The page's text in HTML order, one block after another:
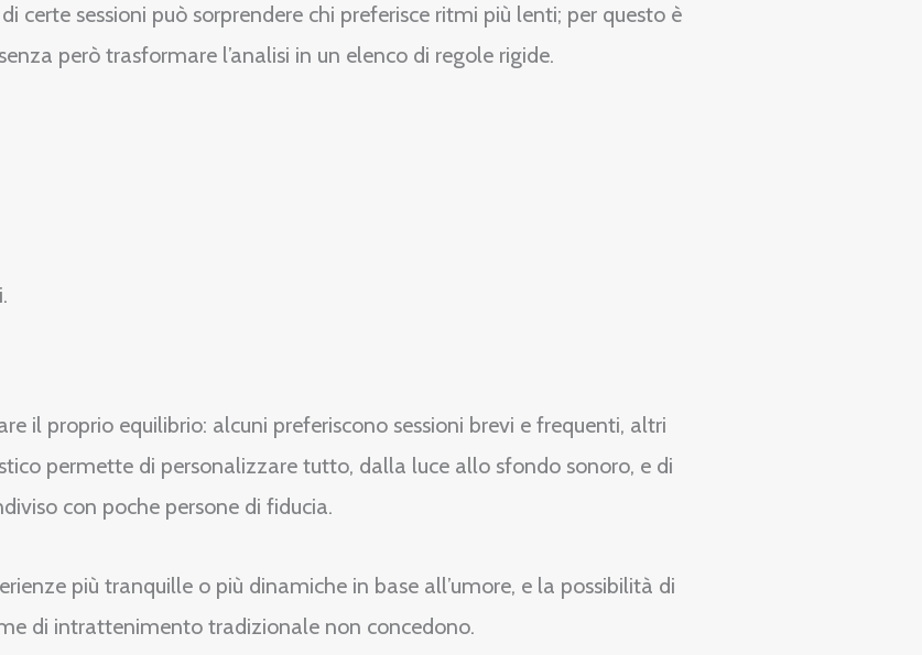
sessioni può sorprendere chi preferisce ritmi più lenti; per questo è
però trasformare l’analisi in un elenco di regole rigide.
il proprio equilibrio: alcuni preferiscono sessioni brevi e frequenti, altri
permette di personalizzare tutto, dalla luce allo sfondo sonoro, e di
con poche persone di fiducia.
più tranquille o più dinamiche in base all’umore, e la possibilità di
di intrattenimento tradizionale non concedono.